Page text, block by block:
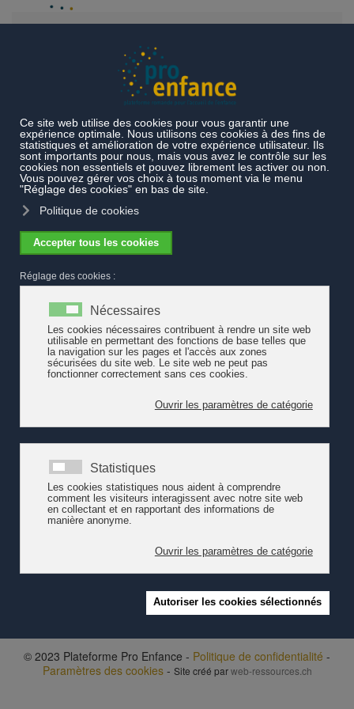
Doublement des places collectives vaudoises depuis
2011
Doublement des places collectives
vaudoises depuis 2011
En 10 ans, le nombre de places d'accueil collectif pour les enfants
Vaud. Le taux de couverture atteint 21% à fin 2021, compte tenu
de la croissance démographique.
Le taux de couverture présente de fortes disparités régionales et
la progression s'observe davantage dans les structures
parascolaires. 41% du personnel éducatif est désormais titulaire
d'un CFC.
© 2023 Plateforme Pro Enfance - Politique de confidentialité -
Paramètres des cookies- Site créé parweb-ressources.ch